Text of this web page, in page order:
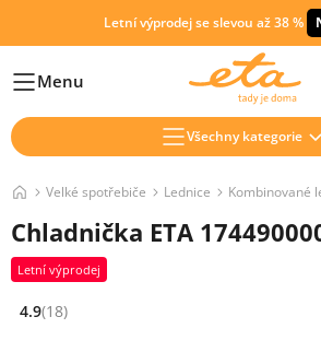
Letní výprodej se slevou až 38 %
HlavníMenu
Všechny kategorie
Velké spotřebiče Lednice Kombinované
Chladnička ETA
Letní výprodej
Hodnocení: 4.9 z 5 (18 recenzí)
4.9(18)